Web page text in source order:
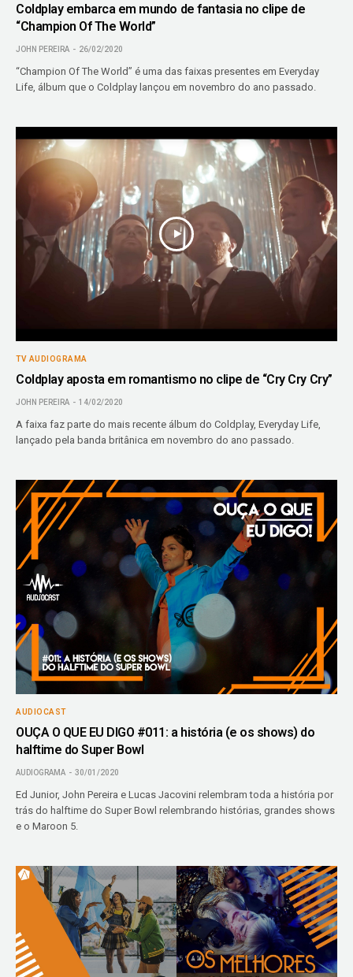
Coldplay embarca em mundo de fantasia no clipe de
“Champion Of The World”
JOHN PEREIRA 26/02/2020
“Champion Of The World” é uma das faixas presentes em Everyday
Life, álbum que o Coldplay lançou em novembro do ano passado.
TV AUDIOGRAMA
Coldplay aposta em romantismo no clipe de “Cry Cry Cry”
JOHN PEREIRA 14/02/2020
A faixa faz parte do mais recente álbum do Coldplay, Everyday Life,
lançado pela banda britânica em novembro do ano passado.
AUDIOCAST
OUÇA O QUE EU DIGO #011: a história (e os shows) do
halftime do Super Bowl
AUDIOGRAMA 30/01/2020
Ed Junior, John Pereira e Lucas Jacovini relembram toda a história por
trás do halftime do Super Bowl relembrando histórias, grandes shows
e o Maroon 5.